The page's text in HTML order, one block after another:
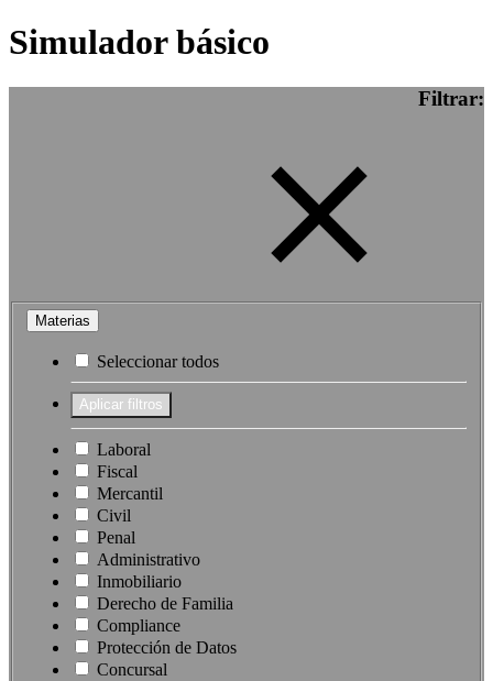
Simulador básico
Filtrar:
Materias
Seleccionar todos
Laboral
Fiscal
Mercantil
Civil
Penal
Administrativo
Inmobiliario
Derecho de Familia
Compliance
Protección de Datos
Concursal